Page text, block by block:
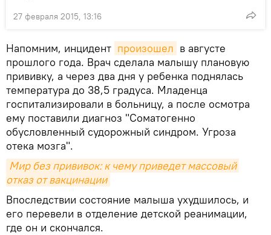
27 февраля 2015, 13:16
Напомним, инцидент произошел в августе
прошлого года. Врач сделала малышу плановую
прививку, а через два дня у ребенка поднялась
температура до 38,5 градуса. Младенца
госпитализировали в больницу, а после осмотра
ему поставили диагноз "Соматогенно
обусловленный судорожный синдром. Угроза
отека мозга".
Мир без прививок: к чему приведет массовый
отказ от вакцинации
Впоследствии состояние малыша ухудшилось, и
его перевели в отделение детской реанимации,
где он и скончался.